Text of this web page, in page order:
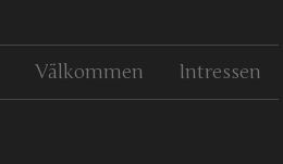
Välkommen Intressen